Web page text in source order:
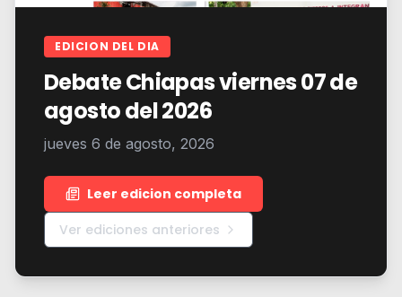
EDICION DEL DIA
Debate Chiapas viernes 07 de
agosto del 2026
jueves 6 de agosto, 2026
Leer edicion completa
Ver ediciones anteriores